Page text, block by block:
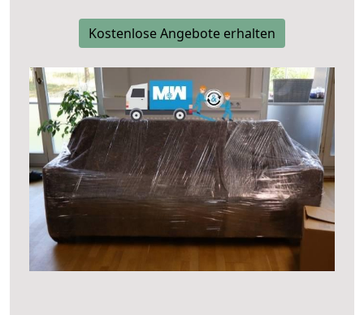
Kostenlose Angebote erhalten